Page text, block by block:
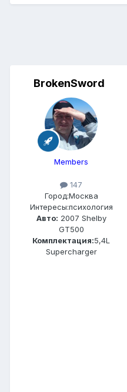
BrokenSword
Members
147
Город:Москва
Интересы:психология
Авто: 2007 Shelby
GT500
Комплектация:5,4L
Supercharger